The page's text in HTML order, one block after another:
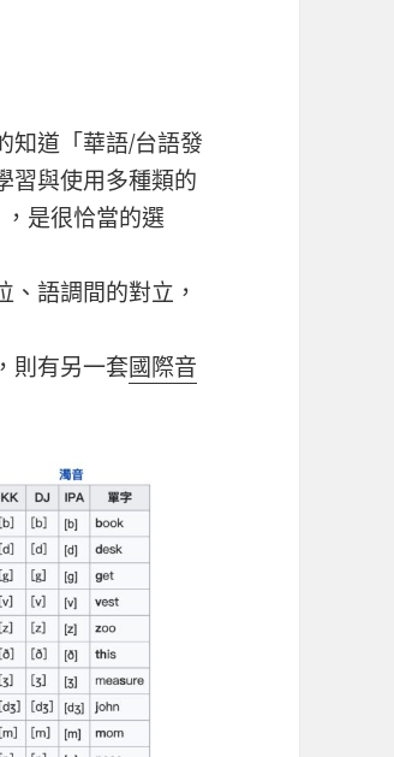
知道「華語/台語發
習與使用多種類的
，是很恰當的選
語調間的對立，
則有另一套國際音